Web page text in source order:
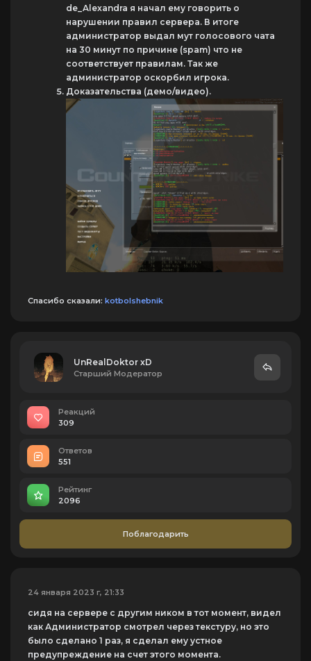
de_Alexandra я начал ему говорить о
нарушении правил сервера. В итоге
администратор выдал мут голосового чата
на 30 минут по причине (spam) что не
соответствует правилам. Так же
администратор оскорбил игрока.
Доказательства (демо/видео).
Спасибо сказали: kotbolshebnik
UnRealDoktor xD
Старший Модератор
Реакций
309
Ответов
551
Рейтинг
2096
Поблагодарить
24 января 2023 г, 21:33
сидя на сервере с другим ником в тот момент, видел
как Администратор смотрел через текстуру, но это
было сделано 1 раз, я сделал ему устное
предупреждение на счет этого момента.